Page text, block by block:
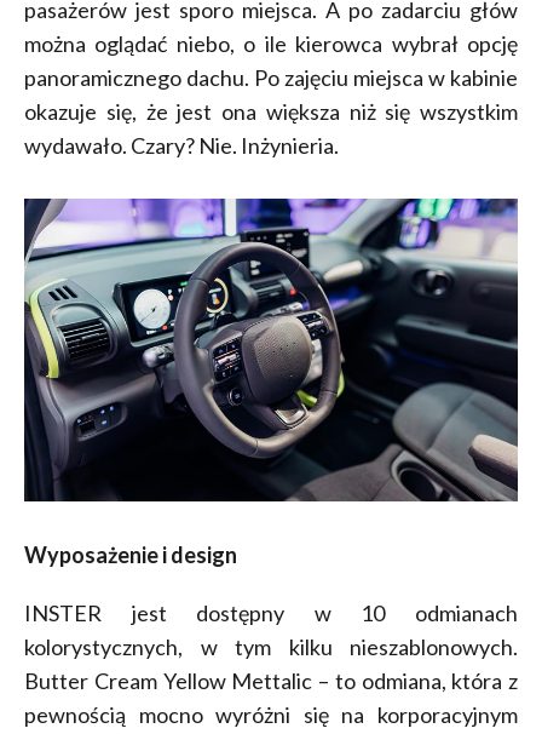
pasażerów jest sporo miejsca. A po zadarciu głów
można oglądać niebo, o ile kierowca wybrał opcję
panoramicznego dachu. Po zajęciu miejsca w kabinie
okazuje się, że jest ona większa niż się wszystkim
wydawało. Czary? Nie. Inżynieria.
Wyposażenie i design
INSTER jest dostępny w 10 odmianach
kolorystycznych, w tym kilku nieszablonowych.
Butter Cream Yellow Mettalic – to odmiana, która z
pewnością mocno wyróżni się na korporacyjnym